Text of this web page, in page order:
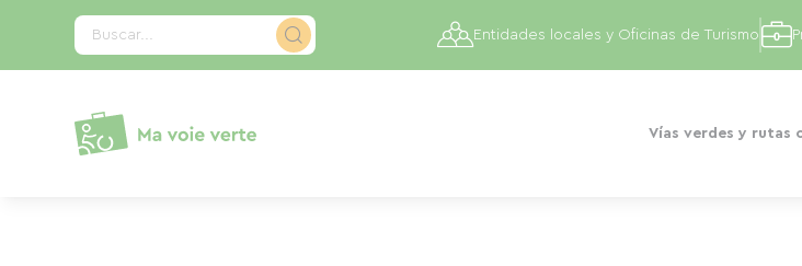
Buscar...
Vías verdes y rutas
Entidades locales y Oficinas de Turismo
Panel de gestión de cookies